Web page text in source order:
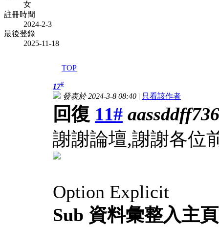
女
註冊時間
2024-2-3
最後登錄
2025-11-18
TOP
17#
發表於 2024-3-8 08:40 | 只看該作者
回復 11# aassddff736
謝謝論壇,謝謝各位
Option Explicit
Sub 資料彙整入主